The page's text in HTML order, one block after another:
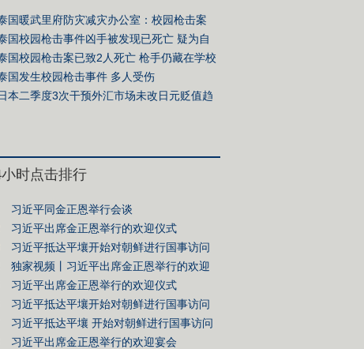
国暖武里府防灾减灾办公室：校园枪击案
亡人数升至7人
国校园枪击事件凶手被发现已死亡 疑为自
国校园枪击案已致2人死亡 枪手仍藏在学校
近
国发生校园枪击事件 多人受伤
本二季度3次干预外汇市场未改日元贬值趋
小时点击排行
习近平同金正恩举行会谈
习近平出席金正恩举行的欢迎仪式
习近平抵达平壤开始对朝鲜进行国事访问
独家视频丨习近平出席金正恩举行的欢迎
习近平出席金正恩举行的欢迎仪式
习近平抵达平壤开始对朝鲜进行国事访问
习近平抵达平壤 开始对朝鲜进行国事访问
习近平出席金正恩举行的欢迎宴会